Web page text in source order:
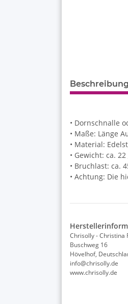
Beschreibung
• Dornschnalle
• Maße: Länge
• Material:
• Gewicht: ca. 22
• Bruchlast: ca.
• Achtung: Die
Chrisolly - Christina
Buschweg 16
Hövelhof,
info@chrisolly.de
www.chrisolly.de